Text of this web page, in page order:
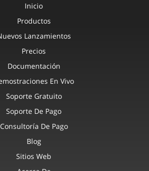
Inicio
Productos
Lanzamientos
Precios
Documentación
En Vivo
Soporte Gratuito
Soporte De Pago
Consultoría De Pago
Blog
Sitios Web